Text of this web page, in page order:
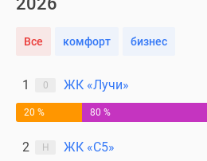
поселки
Бизнес-
Все комфорт бизнес
1 0 ЖК «Лучи»
20 % 80 %
2 Н ЖК «С5»